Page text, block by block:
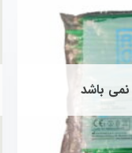
نمی باشد